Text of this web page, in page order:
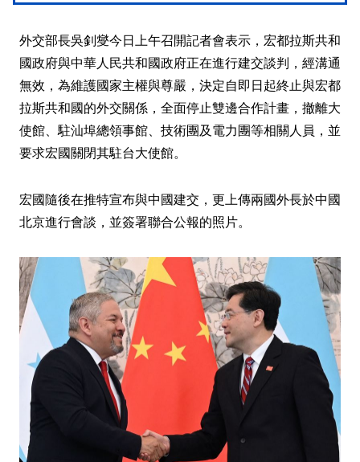
外交部長吳釗燮今日上午召開記者會表示，宏都拉斯共和
國政府與中華人民共和國政府正在進行建交談判，經溝通
無效，為維護國家主權與尊嚴，決定自即日起終止與宏都
拉斯共和國的外交關係，全面停止雙邊合作計畫，撤離大
使館、駐汕埠總領事館、技術團及電力團等相關人員，並
要求宏國關閉其駐台大使館。
宏國隨後在推特宣布與中國建交，更上傳兩國外長於中國
北京進行會談，並簽署聯合公報的照片。